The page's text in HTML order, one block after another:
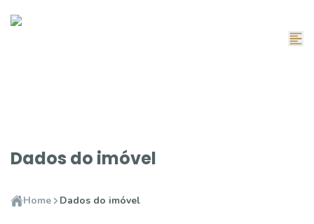
Dados do imóvel
Home Dados do imóvel